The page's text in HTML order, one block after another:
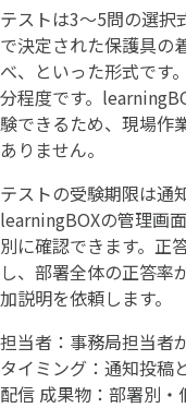
テストは3〜5問の選択
で決定された保護具の
べ、といった形式です
分程度です。
験できるため、現場作
ありません。
テストの受験期限は通
learningBOXの管理画
別に確認できます。正
し、部署全体の正答率
加説明を依頼します。
担当者：事務局担当者
タイミング：通知投稿
配信 成果物：部署別